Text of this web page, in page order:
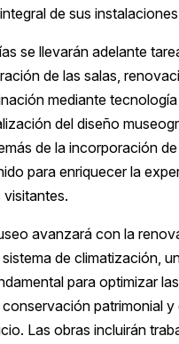
de sus
se llevarán adelante
de las salas,
mediante tecnología
del diseño
de la incorporación
para enriquecer la
avanzará con la
de climatización,
para optimizar las
patrimonial
Las obras incluirán